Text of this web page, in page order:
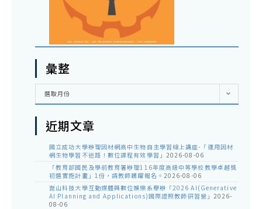
彙整
彙
選取月份
近期文章
國立成功大學辦理因材網高中生物自主學習線上講座-「運用因材
網生物學習不迷路！數位課程有效學習」 2026-08-06
「教育部國民及學前教育署辦理116年度高級中等學校教學卓越獎
初選實施計畫」1份，請教師踴躍報名。 2026-08-06
崑山科技大學互動媒體與數位娛樂系舉辦「2026 AI(Generative
AI Planning and Applications)國際證照教師研習營」 2026-
08-06